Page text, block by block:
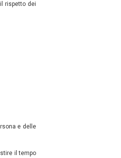
rispetto dei
e delle
il tempo